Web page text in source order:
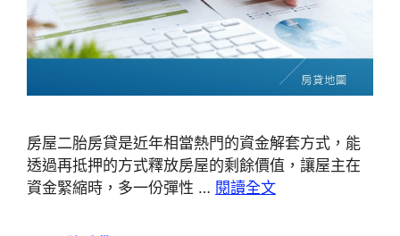
房屋二胎房貸是近年相當熱門的資金解套方式，能
透過再抵押的方式釋放房屋的剩餘價值，讓屋主在
資金緊縮時，多一份彈性 … 閱讀全文